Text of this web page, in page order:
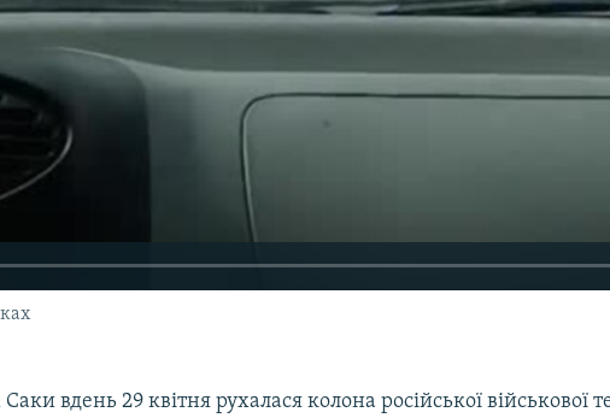
вдень 29 квітня рухалася колона російської військової